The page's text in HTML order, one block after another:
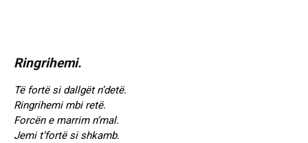
Ringrihemi.
Të fortë si dallgët n’detë.
Ringrihemi mbi retë.
Forcën e marrim n’mal.
Jemi t’fortë si shkamb.